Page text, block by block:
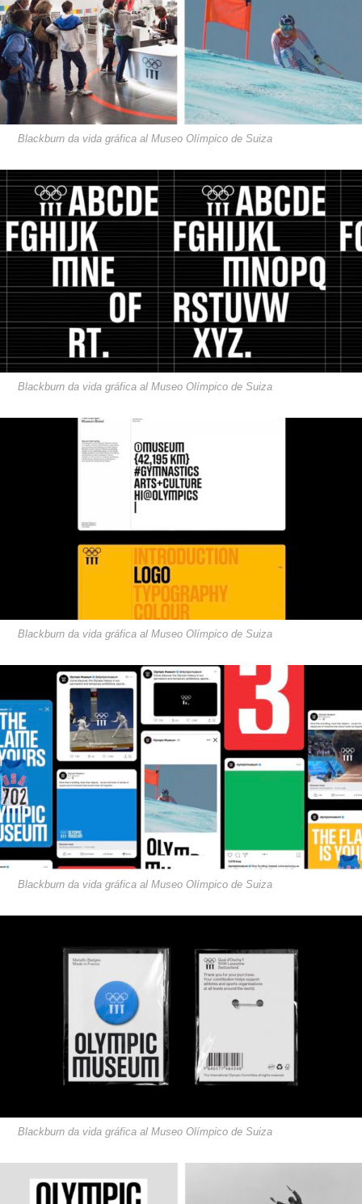
Blackburn da vida gráfica al Museo Olímpico de Suiza
Blackburn da vida gráfica al Museo Olímpico de Suiza
Blackburn da vida gráfica al Museo Olímpico de Suiza
Blackburn da vida gráfica al Museo Olímpico de Suiza
Blackburn da vida gráfica al Museo Olímpico de Suiza